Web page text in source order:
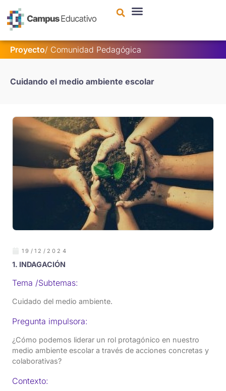
Proyecto/ Comunidad Pedagógica
Cuidando el medio ambiente escolar
19/12/2024
1. INDAGACIÓN
Tema /Subtemas:
Cuidado del medio ambiente.
Pregunta impulsora:
¿Cómo podemos liderar un rol protagónico en nuestro
medio ambiente escolar a través de acciones concretas y
colaborativas?
Contexto: